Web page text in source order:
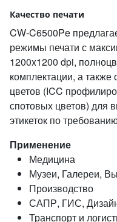
Качество печати
CW-C6500Pe
режимы печати с
1200x1200 dpi,
комплектации, а
цветов (ICC
спотовых цветов) для
этикеток по
Применение
Медицина
Музеи, Галереи,
Производство
САПР, ГИС,
Транспорт и